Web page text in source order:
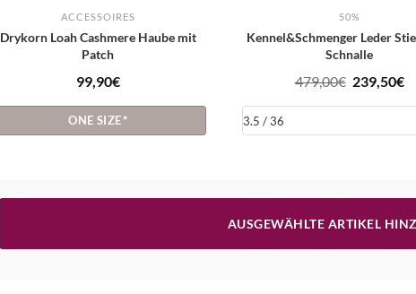
ACCESSOIRES
Drykorn Loah Cashmere Haube mit
Patch
99,90€
ONE SIZE*
50%
Kennel&Schmenger Leder
Schnalle
479,00€
Preis
239,50€
AUSGEWÄHLTE ARTIKEL